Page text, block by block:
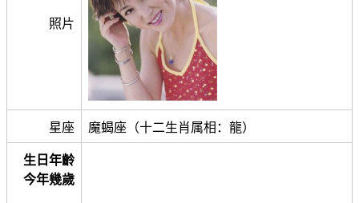
照片
星座 魔蝎座（十二生肖属相：龍）
生日年齡
今年幾歲